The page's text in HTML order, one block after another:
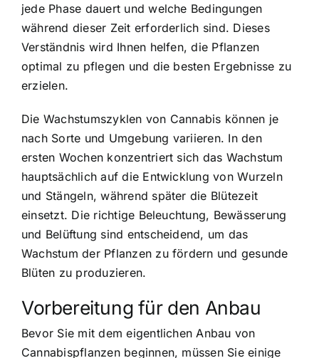
jede Phase dauert und welche Bedingungen
während dieser Zeit erforderlich sind. Dieses
Verständnis wird Ihnen helfen, die Pflanzen
optimal zu pflegen und die besten Ergebnisse zu
erzielen.
Die Wachstumszyklen von Cannabis können je
nach Sorte und Umgebung variieren. In den
ersten Wochen konzentriert sich das Wachstum
hauptsächlich auf die Entwicklung von Wurzeln
und Stängeln, während später die Blütezeit
einsetzt. Die richtige Beleuchtung, Bewässerung
und Belüftung sind entscheidend, um das
Wachstum der Pflanzen zu fördern und gesunde
Blüten zu produzieren.
Vorbereitung für den Anbau
Bevor Sie mit dem eigentlichen Anbau von
Cannabispflanzen beginnen, müssen Sie einige